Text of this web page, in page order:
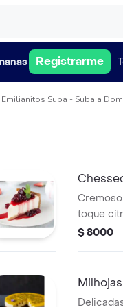
Registrarme
Suba - Suba a
toque
base de
$ 8000
Milhojas